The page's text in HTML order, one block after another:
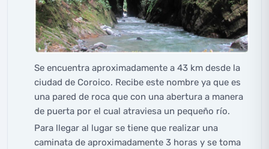
Se encuentra aproximadamente a 43 km desde la
ciudad de Coroico. Recibe este nombre ya que es
una pared de roca que con una abertura a manera
de puerta por el cual atraviesa un pequeño río.
Para llegar al lugar se tiene que realizar una
caminata de aproximadamente 3 horas y se toma